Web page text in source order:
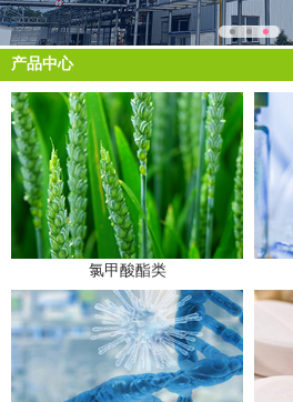
产品中心
氯甲酸酯类